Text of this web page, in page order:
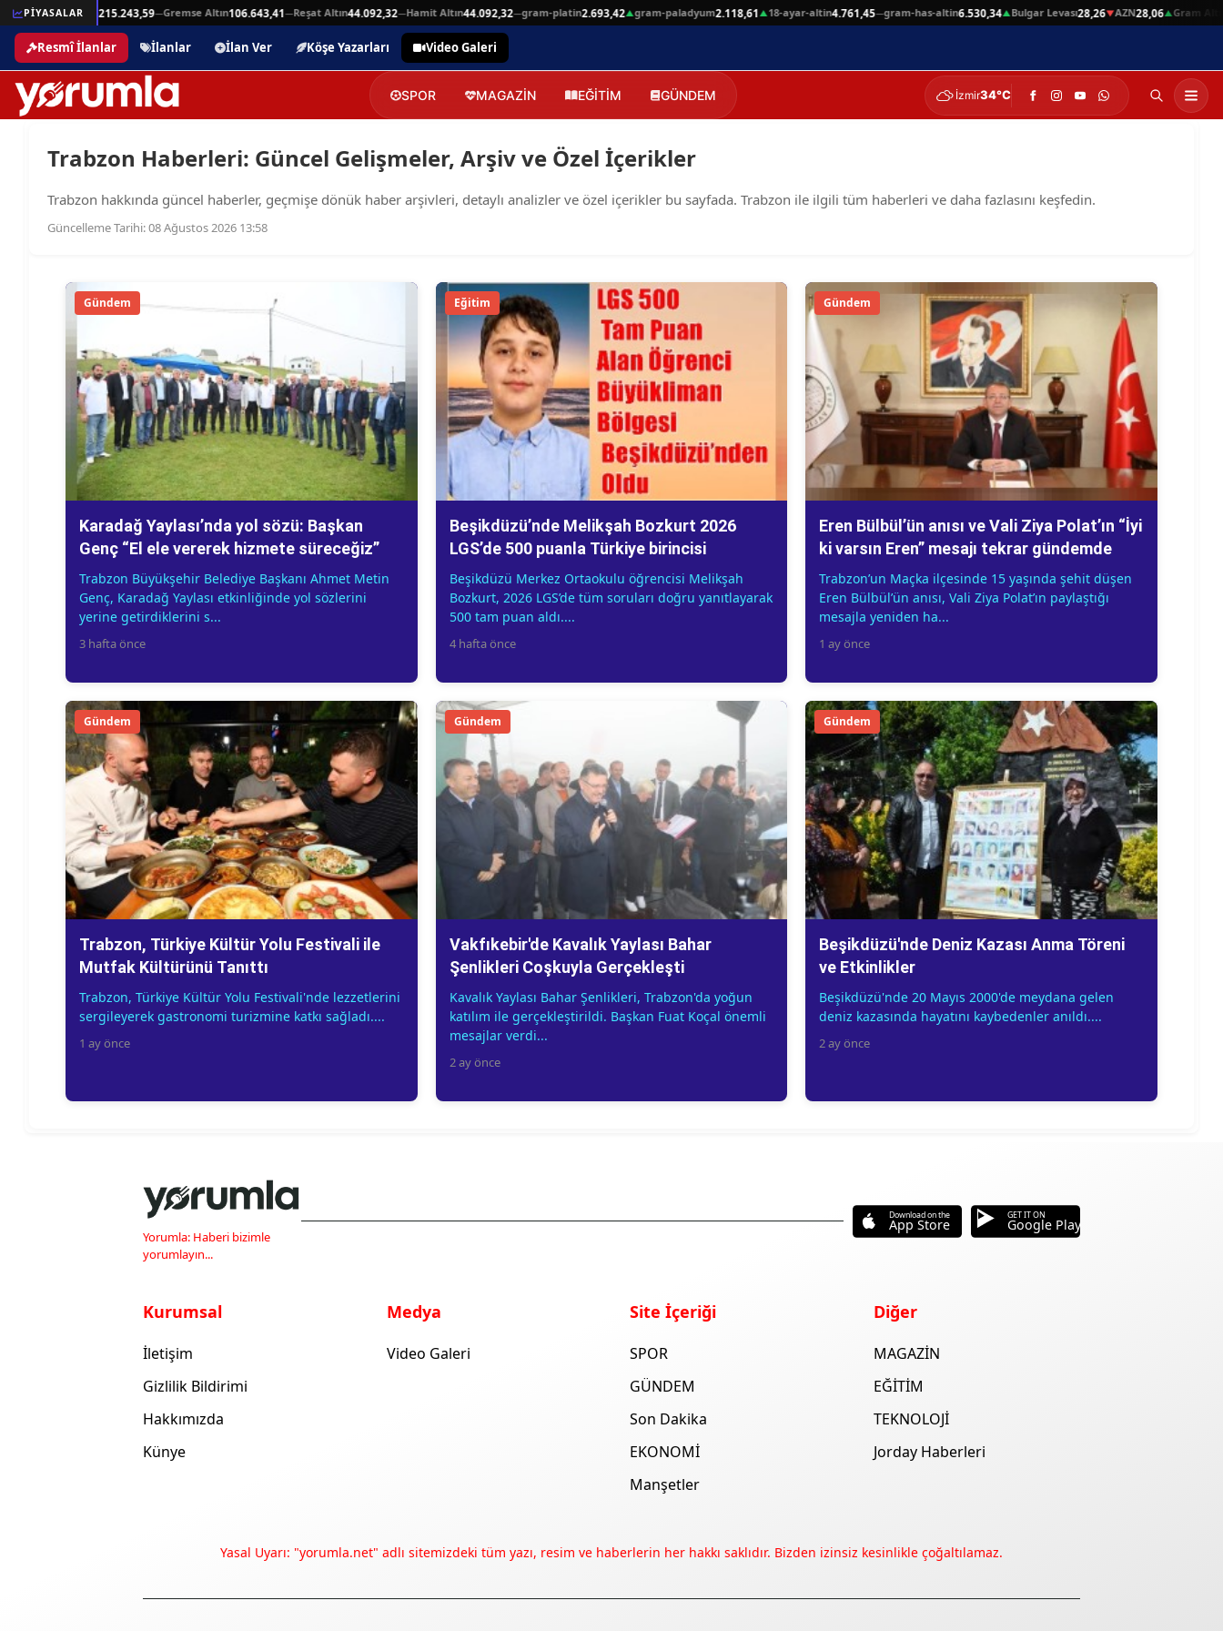
PİYASALAR
—Beşli Altın215.243,59—Gremse Altın106.643,41—Reşat Altın44.092,32—Hamit Altın44.092,32—gram-platin2.693,42▲gram-paladyum2.118,61▲18-ayar-altin4.761,45 —gram-has-altin6.530,34▲Bulgar Levası28,26▼AZN28,06▲Gram Altın
Resmî İlanlar İlanlar İlan Ver Köşe Yazarları Video Galeri
SPOR MAGAZİN EĞİTİM GÜNDEM İzmir34°C
Trabzon Haberleri: Güncel Gelişmeler, Arşiv ve Özel İçerikler
Trabzon hakkında güncel haberler, geçmişe dönük haber arşivleri, detaylı analizler ve özel içerikler bu sayfada. Trabzon ile ilgili tüm haberleri ve daha fazlasını keşfedin.
Güncelleme Tarihi: 08 Ağustos 2026 13:58
Gündem
Karadağ Yaylası’nda yol sözü: Başkan
Genç “El ele vererek hizmete süreceğiz”
Trabzon Büyükşehir Belediye Başkanı Ahmet Metin
Genç, Karadağ Yaylası etkinliğinde yol sözlerini
yerine getirdiklerini s...
3 hafta önce
Eğitim
Beşikdüzü’nde Melikşah Bozkurt 2026
LGS’de 500 puanla Türkiye birincisi
Beşikdüzü Merkez Ortaokulu öğrencisi Melikşah
Bozkurt, 2026 LGS’de tüm soruları doğru yanıtlayarak
500 tam puan aldı....
4 hafta önce
Gündem
Eren Bülbül’ün anısı ve Vali Ziya Polat’ın “İyi
ki varsın Eren” mesajı tekrar gündemde
Trabzon’un Maçka ilçesinde 15 yaşında şehit düşen
Eren Bülbül’ün anısı, Vali Ziya Polat’ın paylaştığı
mesajla yeniden ha...
1 ay önce
Gündem
Trabzon, Türkiye Kültür Yolu Festivali ile
Mutfak Kültürünü Tanıttı
Trabzon, Türkiye Kültür Yolu Festivali'nde lezzetlerini
sergileyerek gastronomi turizmine katkı sağladı....
1 ay önce
Gündem
Vakfıkebir'de Kavalık Yaylası Bahar
Şenlikleri Coşkuyla Gerçekleşti
Kavalık Yaylası Bahar Şenlikleri, Trabzon'da yoğun
katılım ile gerçekleştirildi. Başkan Fuat Koçal önemli
mesajlar verdi...
2 ay önce
Gündem
Beşikdüzü'nde Deniz Kazası Anma Töreni
ve Etkinlikler
Beşikdüzü'nde 20 Mayıs 2000'de meydana gelen
deniz kazasında hayatını kaybedenler anıldı....
2 ay önce
Yorumla: Haberi bizimle
yorumlayın...
Download on the
App Store
GET IT ON
Google Play
Kurumsal
İletişim
Gizlilik Bildirimi
Hakkımızda
Künye
Medya
Video Galeri
Site İçeriği
SPOR
GÜNDEM
Son Dakika
EKONOMİ
Manşetler
Diğer
MAGAZİN
EĞİTİM
TEKNOLOJİ
Jorday Haberleri
Yasal Uyarı: "yorumla.net" adlı sitemizdeki tüm yazı, resim ve haberlerin her hakkı saklıdır. Bizden izinsiz kesinlikle çoğaltılamaz.